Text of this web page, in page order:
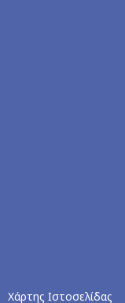
Χάρτης Ιστοσελίδας